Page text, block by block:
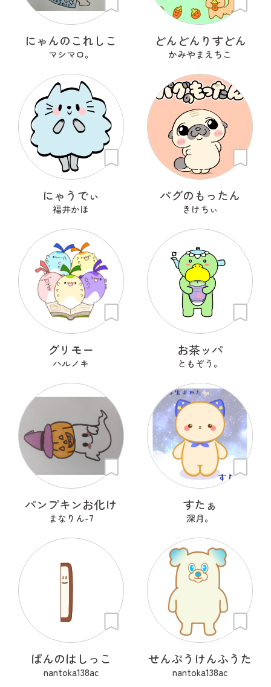
にゃんのこれしこ
マシマロ。
どんどんりすどん
かみやまえちこ
にゃうでぃ
福井かほ
パグのもったん
きけちぃ
グリモー
ハルノキ
お茶ッパ
ともぞう。
パンプキンお化け
まなりん-7
すたぁ
深月。
ぱんのはしっこ
nantoka138ac
せんぷうけんふうた
nantoka138ac